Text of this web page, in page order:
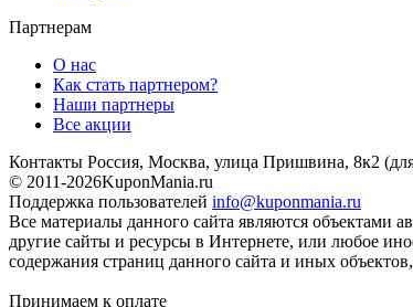
Партнерам
О нас
Как стать партнером?
Наши партнеры
Все акции
Контакты Россия, Москва, улица Пришвина, 8к2
© 2011-2026KuponMania.ru
Поддержка пользователей info@kuponmania.ru
Все материалы данного сайта являются объектами
другие сайты и ресурсы в Интернете, или любое
содержания страниц данного сайта и иных
Принимаем к оплате